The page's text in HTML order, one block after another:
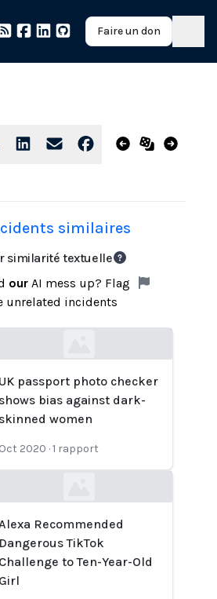
Faire un don
similaires
similarité textuelle
our AI mess up? Flag
unrelated incidents
UK passport photo checker
shows bias against dark-
skinned women
Oct 2020 ·1 rapport
Recommended
Dangerous TikTok
Challenge to Ten-Year-Old
Girl